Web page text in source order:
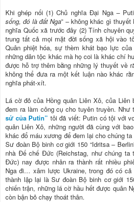
Khi ghép nối (1) Chủ nghĩa Đại Nga –
sống, đó là đất Nga” – không khác gì
nghĩa Quốc xã trước đây (2) Tính chuyên
trung tất cả mọi mặt đời sống xã hội vào
Quân phiệt hóa, sự thèm khát bạo lực
những dân tộc khác mà họ coi là khác chí
được hỗ trợ thêm bằng những lý thuyết về
không thể đưa ra một kết luận nào khác
nghĩa phát-xít.
Lá cờ đỏ của Hồng quân Liên Xô, của
đem ra làm công cụ cho tuyên truyền. Như
sử của Putin” tôi đã viết: Putin có tội với
quân Liên Xô, những người đã cùng với
khác đổ máu xương để đem lại cho chúng
Sư đoàn Bộ binh cơ giới 150 “Idritsa –
nhà Đế chế Đức (Reichstag, như chúng ta
Đức) nay được nhân ra thành rất nhiều
Nga đi… xâm lược Ukraine, trong đó có
thành lập lại là Sư đoàn Bộ binh cơ giới
chiến trận, những lá cờ hầu hết được quân
còn bận bỏ chạy thoát thân.